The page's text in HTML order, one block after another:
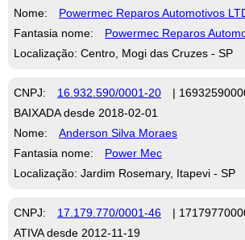
Nome:
Powermec Reparos Automotivos
Fantasia nome:
Powermec Reparos
Localização: Centro, Mogi das Cruzes - SP
CNPJ: 16.932.590/0001-20
|
BAIXADA desde 2018-02-01
Nome:
Anderson Silva Moraes
Fantasia nome:
Power Mec
Localização: Jardim Rosemary, Itapevi - SP
CNPJ: 17.179.770/0001-46
|
ATIVA desde 2012-11-19